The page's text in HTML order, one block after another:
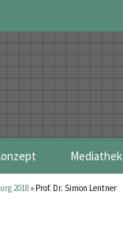
2026 – Hybrid
Mediathek
2018 » Prof. Dr. Simon Lentner